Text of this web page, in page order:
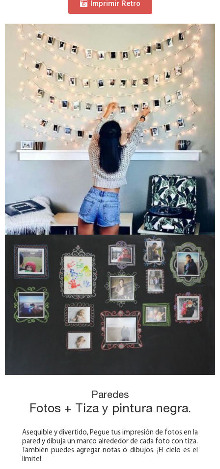
Imprimir Retro
Paredes
Fotos + Tiza y pintura negra.
Asequible y divertido, Pegue tus impresión de fotos en la
pared y dibuja un marco alrededor de cada foto con tiza.
También puedes agregar notas o dibujos. ¡El cielo es el
límite!